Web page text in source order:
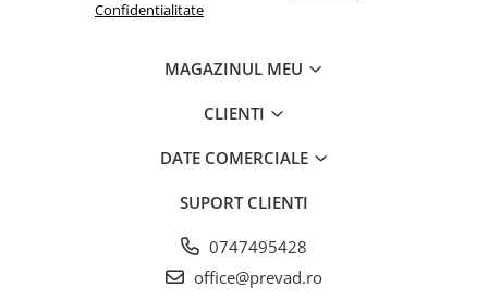
Confidentialitate
MAGAZINUL MEU
CLIENTI
DATE COMERCIALE
SUPORT CLIENTI
0747495428
office@prevad.ro